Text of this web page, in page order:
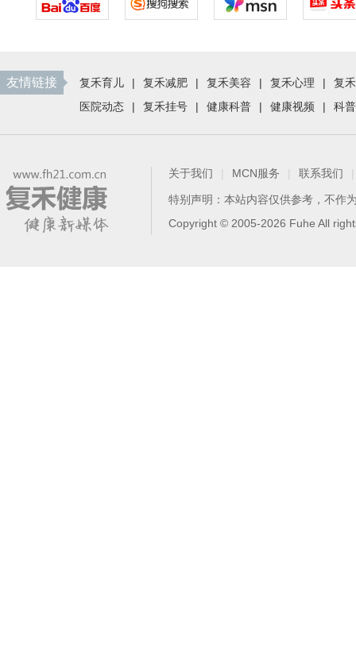
友情链接 复禾育儿 | 复禾减肥 | 复禾美容 | 复禾心理 |
复
医院动态
| 复禾挂号 | 健康科普 | 健康视频 | 科
关于我们 MCN服务 联系我们
特别声明：本站内容仅供参考，不作
Copyright © 2005-2026 Fuhe All